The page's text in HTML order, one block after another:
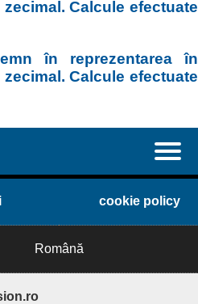
Calcule efectuate
în reprezentarea în
Calcule efectuate
cookie policy
Română